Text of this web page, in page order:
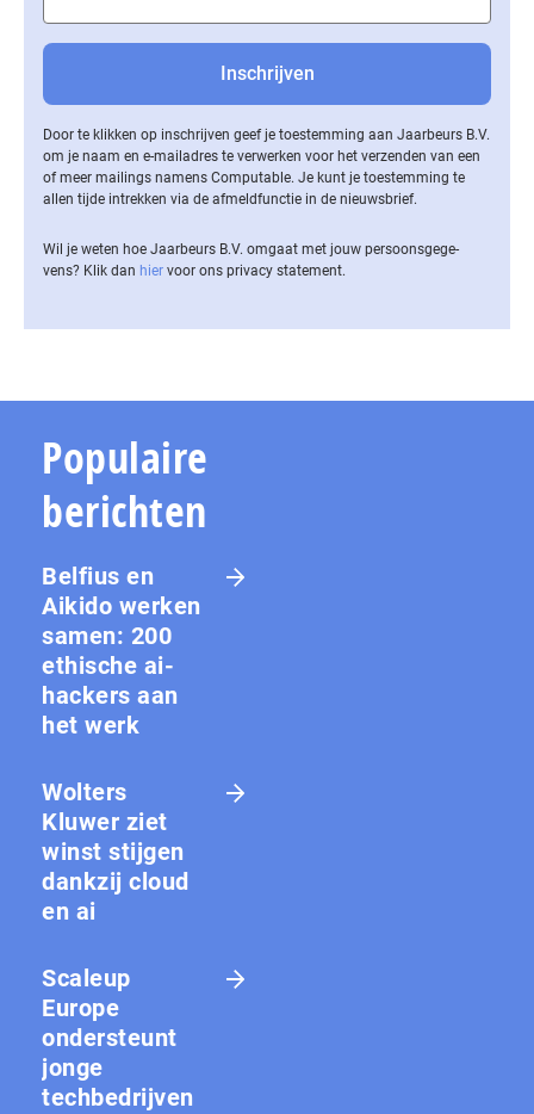
Door te klikken op inschrijven geef je toestemming aan Jaarbeurs B.V.
om je naam en e-mailadres te verwerken voor het verzenden van een
of meer mailings namens Computable. Je kunt je toestemming te
allen tijde intrekken via de af­meld­func­tie in de nieuwsbrief.
Wil je weten hoe Jaarbeurs B.V. omgaat met jouw per­soons­ge­ge­
vens? Klik dan hier voor ons privacy statement.
Populaire
berichten
Belfius en
Aikido werken
samen: 200
ethische ai-
hackers aan
het werk
Wolters
Kluwer ziet
winst stijgen
dankzij cloud
en ai
Scaleup
Europe
ondersteunt
jonge
techbedrijven